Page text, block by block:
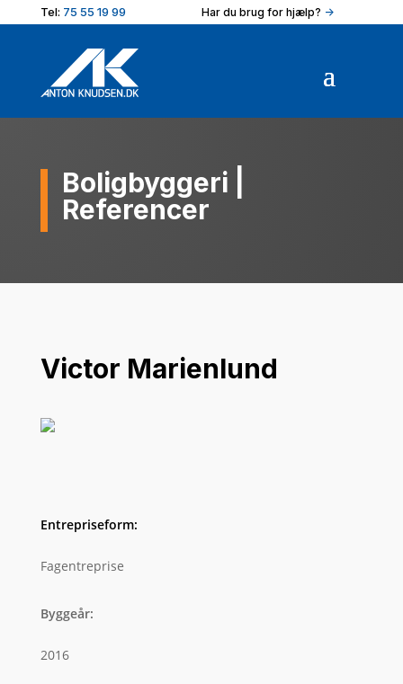
Tel: 75 55 19 99 Har du brug for hjælp? ->
Boligbyggeri
Referencer
Victor Marienlund
Entrepriseform:
Fagentreprise
Byggeår:
2016